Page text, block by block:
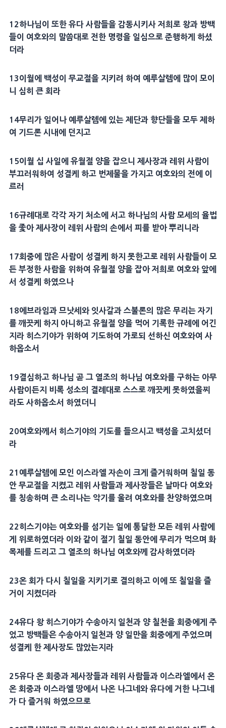
12하나님이 또한 유다 사람들을 감동시키사 저희로 왕과 방백
들이 여호와의 말씀대로 전한 명령을 일심으로 준행하게 하셨
더라
13이월에 백성이 무교절을 지키려 하여 예루살렘에 많이 모이
니 심히 큰 회라
14무리가 일어나 예루살렘에 있는 제단과 향단들을 모두 제하
여 기드론 시내에 던지고
15이월 십 사일에 유월절 양을 잡으니 제사장과 레위 사람이
부끄러워하여 성결케 하고 번제 물을 가지고 여호와의 전에 이
르러
16규례 대로 각각 자기 처소에 서고 하나님의 사람 모세 의 율법
을 좇아제사장이 레위 사람의 손에서 피를 받아 뿌리니라
17회중에 많은 사람이 성결케 하지 못한고로 레위 사람들이 모
든 부정한 사람을 위하여 유월절 양을 잡아 저희로 여호와 앞에
서 성결케 하였으나
18에브라임과 므낫세 와 잇사갈과 스불론의 많은 무리는 자기
를 깨끗케 하지 아니하고 유월절 양을 먹어 기록한 규례 에 어긴
지라 히스기야가 위하여 기도하여 가로되 선하신 여호와여 사
하옵소서
19결심하고 하나님 곧 그 열조의 하나님 여호와를 구하는 아무
사람이든지 비록 성소의 결례 대로 스스로 깨끗케 못하였을찌
라도 사하옵소서 하였더니
20여호와께서 히스기야의 기도를 들으시고 백성을 고치셨더
라
21 예루살렘에 모인 이스라엘 자손이 크게 즐거워하며 칠일 동
안 무교절을 지켰고 레위 사람들과 제사장들은 날마다 여호와
를 칭송하며 큰 소리나는 악기를 울려 여호와를 찬양하였으며
22히스기야는 여호와를 섬기는 일에 통달한 모든 레위 사람에
게 위로하였더라 이와 같이 절기 칠일 동안에 무리가 먹으며 화
목제 를 드리고 그 열조의 하나님 여호와께 감사하였더라
23온 회가 다시 칠일을 지키기로 결의하고 이에 또 칠일을 즐
거이 지켰더라
24유다 왕히스기야가 수송아지 일천과 양 칠천을 회중에게 주
었고 방백들은 수송아지 일천과 양 일만을 회중에게 주었으며
성결케 한 제사장도 많았는지라
25유다 온 회중과 제사장들과 레위 사람들과 이스라엘에서 온
온 회중과 이스라엘 땅에서 나온 나그네 와 유다에 거한 나그네
가 다 즐거워 하였으므로